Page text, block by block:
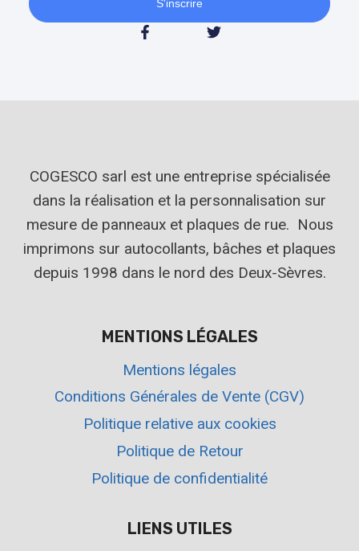
S'inscrire
COGESCO sarl est une entreprise spécialisée
dans la réalisation et la personnalisation sur
mesure de panneaux et plaques de rue. Nous
imprimons sur autocollants, bâches et plaques
depuis 1998 dans le nord des Deux-Sèvres.
MENTIONS LÉGALES
Mentions légales
Conditions Générales de Vente (CGV)
Politique relative aux cookies
Politique de Retour
Politique de confidentialité
LIENS UTILES